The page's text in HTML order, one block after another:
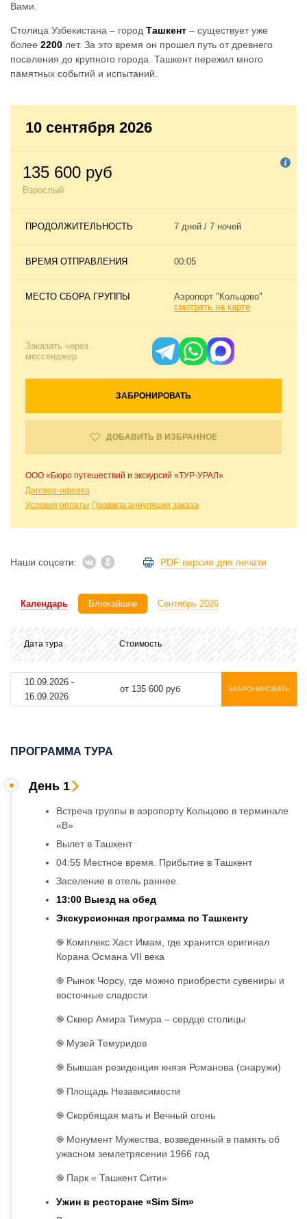
Вами.
Столица Узбекистана – город Ташкент – существует уже
более 2200 лет. За это время он прошел путь от древнего
поселения до крупного города. Ташкент пережил много
памятных событий и испытаний.
10 сентября 2026
135 600 руб
Взрослый
ПРОДОЛЖИТЕЛЬНОСТЬ 7 дней / 7 ночей
ВРЕМЯ ОТПРАВЛЕНИЯ 00:05
МЕСТО СБОРА ГРУППЫ
Аэропорт "Кольцово"
смотреть на карте
Заказать через
мессенджер
ЗАБРОНИРОВАТЬ
ДОБАВИТЬ В ИЗБРАННОЕ
ООО «Бюро путешествий и экскурсий «ТУР-УРАЛ»
Договор-оферта
Условия оплаты Правила аннуляции заказа
Наши соцсети: PDF версия для печати
Календарь Ближайшие Сентябрь 2026
Дата тура Стоимость
10.09.2026-
16.09.2026
от 135 600 руб ЗАБРОНИРОВАТЬ
ПРОГРАММА ТУРА
День 1
Встреча группы в аэропорту Кольцово в терминале
«В»
Вылет в Ташкент
04:55 Местное время. Прибытие в Ташкент
Заселение в отель раннее.
13:00 Выезд на обед
Экскурсионная программа по Ташкенту
֎ Комплекс Хаст Имам, где хранится оригинал
Корана Османа VII века
֎ Рынок Чорсу, где можно приобрести сувениры и
восточные сладости
֎ Сквер Амира Тимура – сердце столицы
֎ Музей Темуридов
֎ Бывшая резиденция князя Романова (снаружи)
֎ Площадь Независимости
֎ Скорбящая мать и Вечный огонь
֎ Монумент Мужества, возведенный в память об
ужасном землетрясении 1966 год
֎ Парк « Ташкент Сити»
Ужин в ресторане «Sim Sim»